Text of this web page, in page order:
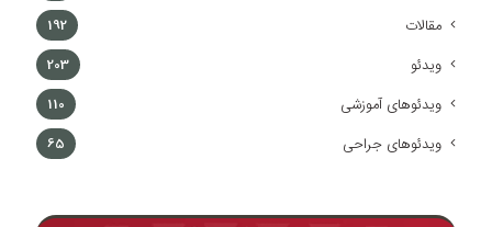
مقالات 192
ویدئو 203
ویدئوهای آموزشی 110
ویدئوهای جراحی 65